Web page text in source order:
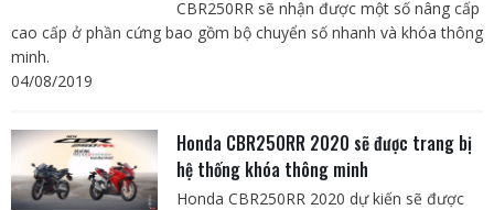
CBR250RR sẽ nhận được một số nâng cấp
cao cấp ở phần cứng bao gồm bộ chuyển số nhanh và khóa thông
minh.
04/08/2019
Honda CBR250RR 2020 sẽ được trang bị
hệ thống khóa thông minh
Honda CBR250RR 2020 dự kiến sẽ được